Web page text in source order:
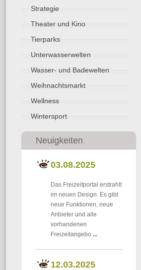
Strategie
Theater und Kino
Tierparks
Unterwasserwelten
Wasser- und Badewelten
Weihnachtsmarkt
Wellness
Wintersport
Neuigkeiten
03.08.2025
Das Freizeitportal erstrahlt
im neuen Design. Es gibt
neue Funktionen, neue
Anbieter und alle
vorhandenen
Freizeitangebo ...
12.03.2025